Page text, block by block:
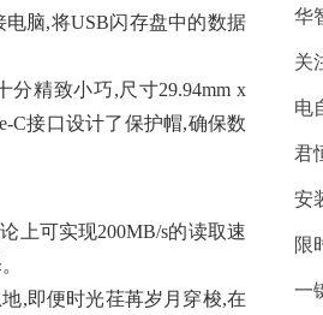
脑,将USB闪存盘中的数据
精致小巧,尺寸29.94mm x
C接口设计了保护帽,确保数
上可实现200MB/s的读取速
,即便时光荏苒岁月穿梭,在
华
关
电
君
安
限
一